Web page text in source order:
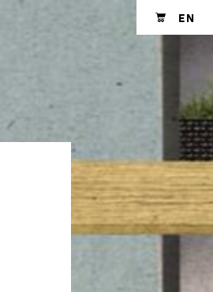
Shopping cart
EN